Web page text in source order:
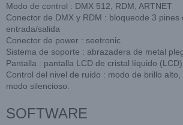
Modo de control : DMX 512, RDM, ARTNET
Conector de DMX y RDM : bloqueode 3 pines
entrada/salida
Conector de power : seetronic
Sistema de soporte : abrazadera de metal
Pantalla : pantalla LCD de cristal líquido (LCD)
Control del nivel de ruido : modo de brillo alto,
modo silencioso.
SOFTWARE